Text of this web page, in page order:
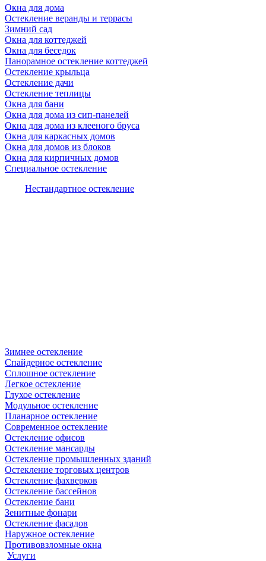
Окна для дома
Остекление веранды и террасы
Зимний сад
Окна для коттеджей
Окна для беседок
Панорамное остекление коттеджей
Остекление крыльца
Остекление дачи
Остекление теплицы
Окна для бани
Окна для дома из сип-панелей
Окна для дома из клееного бруса
Окна для каркасных домов
Окна для домов из блоков
Окна для кирпичных домов
Специальное остекление
Нестандартное остекление
Зимнее остекление
Спайдерное остекление
Сплошное остекление
Легкое остекление
Глухое остекление
Модульное остекление
Планарное остекление
Современное остекление
Остекление офисов
Остекление мансарды
Остекление промышленных зданий
Остекление торговых центров
Остекление фахверков
Остекление бассейнов
Остекление бани
Зенитные фонари
Остекление фасадов
Наружное остекление
Противовзломные окна
Услуги